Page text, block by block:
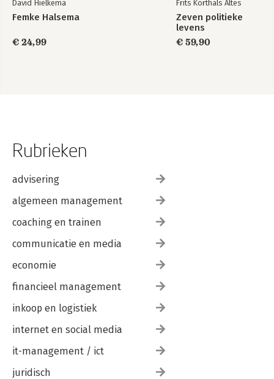
David Hielkema
Femke Halsema
€ 24,99
Frits Korthals Altes
Zeven politieke
levens
€ 59,90
Rubrieken
advisering
algemeen management
coaching en trainen
communicatie en media
economie
financieel management
inkoop en logistiek
internet en social media
it-management / ict
juridisch